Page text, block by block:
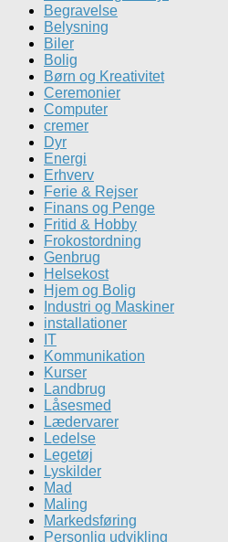
Begravelse
Belysning
Biler
Bolig
Børn og Kreativitet
Ceremonier
Computer
cremer
Dyr
Energi
Erhverv
Ferie & Rejser
Finans og Penge
Fritid & Hobby
Frokostordning
Genbrug
Helsekost
Hjem og Bolig
Industri og Maskiner
installationer
IT
Kommunikation
Kurser
Landbrug
Låsesmed
Lædervarer
Ledelse
Legetøj
Lyskilder
Mad
Maling
Markedsføring
Personlig udvikling